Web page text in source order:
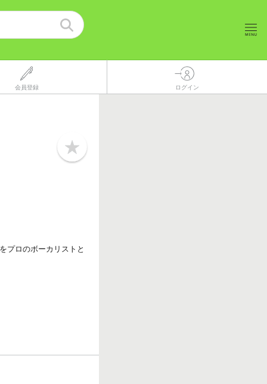
会員登録 ログイン
b
o
プロのボーカリストと